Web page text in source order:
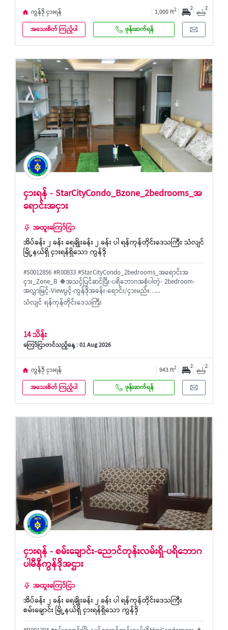
ကွန်ဒို ငှားရန် 1,000 ft2 2 2
အသေးစိတ် ကြည့်ပါ ဖုန်းဆက်ရန်
ငှားရန် - StarCityCondo_Bzone_2bedrooms_အ
ရောင်းအငှား
အထူးကြော်ငြာ
အိပ်ခန်း ၂ ခန်း ရေချိုးခန်း ၂ ခန်း ပါ ရန်ကုန်တိုင်းဒေသကြီး သံလျင်
မြို့နယ်ရှိ ငှားရန်ရှိသော ကွန်ဒို
#S0012856 #R00833 #StarCityCondo_2bedrooms_အရောင်းအ
ငှား_Zone_B 🍀အသင့်ပြင်ဆင်ပြီး-ပရိဘောဂအစုံပါတဲ့- 2bedroom-
အလွှာမြင့်-Viewပွင့်-ကွန်ဒိုအခန်း-ရောင်း/ငှားမည်။…...
သံလျင် ရန်ကုန်တိုင်းဒေသကြီး
14 သိန်း
ကြော်ငြာတင်သည့်နေ့ : 01 Aug 2026
ကွန်ဒို ငှားရန် 943 ft2 2 2
အသေးစိတ် ကြည့်ပါ ဖုန်းဆက်ရန်
ငှားရန် - စမ်းချောင်း-ညောင်တုန်းလမ်းရှိ-ပရိဘောဂ
ပါမီနီကွန်ဒိုအဌား
အထူးကြော်ငြာ
အိပ်ခန်း ၂ ခန်း ရေချိုးခန်း ၂ ခန်း ပါ ရန်ကုန်တိုင်းဒေသကြီး
စမ်းချောင်း မြို့နယ်ရှိ ငှားရန်ရှိသော ကွန်ဒို